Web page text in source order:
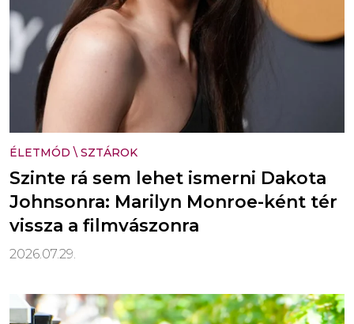
ÉLETMÓD \ SZTÁROK
Szinte rá sem lehet ismerni Dakota
Johnsonra: Marilyn Monroe-ként tér
vissza a filmvászonra
2026.07.29.